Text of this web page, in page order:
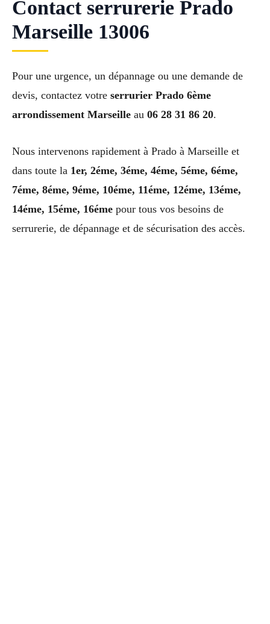
Contact serrurerie Prado
Marseille 13006
Pour une urgence, un dépannage ou une demande de
devis, contactez votre serrurier Prado 6ème
arrondissement Marseille au 06 28 31 86 20.
Nous intervenons rapidement à Prado à Marseille et
dans toute la 1er, 2éme, 3éme, 4éme, 5éme, 6éme,
7éme, 8éme, 9éme, 10éme, 11éme, 12éme, 13éme,
14éme, 15éme, 16éme pour tous vos besoins de
serrurerie, de dépannage et de sécurisation des accès.